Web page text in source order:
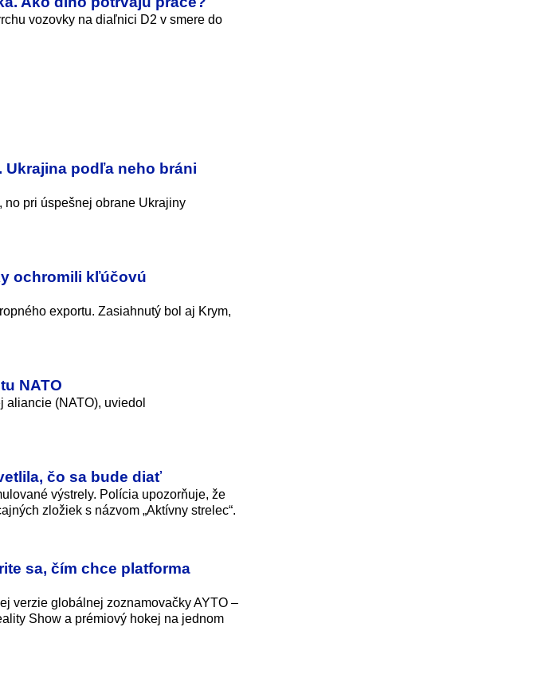
vozovky na diaľnici D2 v smere do
podľa neho bráni
pri úspešnej obrane Ukrajiny
ochromili kľúčovú
exportu. Zasiahnutý bol aj Krym,
NATO
aliancie (NATO), uviedol
čo sa bude diať
výstrely. Polícia upozorňuje, že
zložiek s názvom „Aktívny strelec“.
sa, čím chce platforma
verzie globálnej zoznamovačky AYTO –
Show a prémiový hokej na jednom